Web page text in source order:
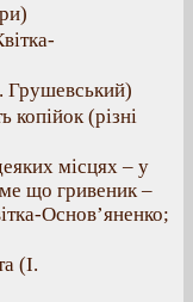
Грушевський)
копійок (різні
місцях – у
що гривеник –
Основ’яненко;
(І.